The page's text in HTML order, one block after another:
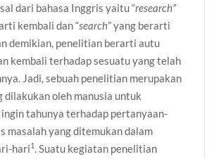
dari bahasa Inggris yaitu “research”
kembali dan “search” yang berarti
demikian, penelitian berarti autu
kembali terhadap sesuatu yang telah
Jadi, sebuah penelitian merupakan
dilakukan oleh manusia untuk
tahunya terhadap pertanyaan-
masalah yang ditemukan dalam
hari1. Suatu kegiatan penelitian